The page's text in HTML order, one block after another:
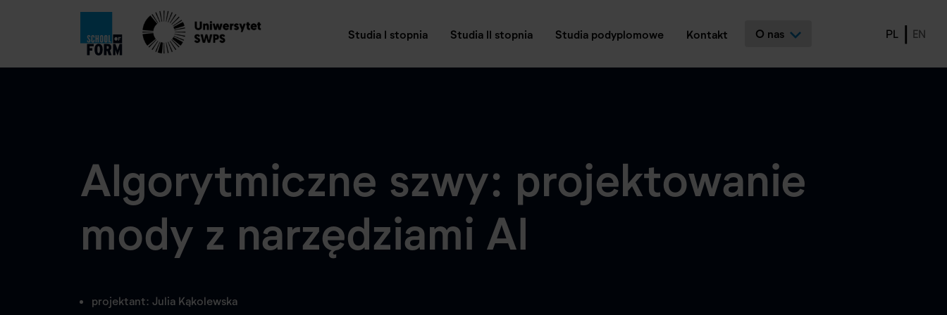
Studia I stopnia Studia II stopnia Studia podyplomowe Kontakt O nas PL EN
Algorytmiczne szwy: projektowanie
mody z narzędziami AI
projektant: Julia Kąkolewska